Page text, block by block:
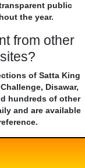
public
the year.
from other
of Satta King
Disawar,
hundreds of other
and are available